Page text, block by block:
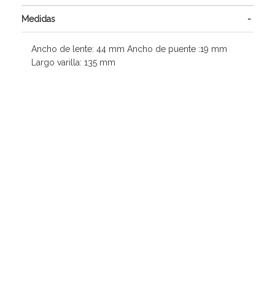
Medidas
Ancho de lente: 44 mm Ancho de puente :19 mm
Largo varilla: 135 mm